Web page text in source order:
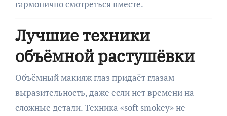
гармонично смотреться вместе.
Лучшие техники
объёмной растушёвки
Объёмный макияж глаз придаёт глазам
выразительность, даже если нет времени на
сложные детали. Техника «soft smokey» не